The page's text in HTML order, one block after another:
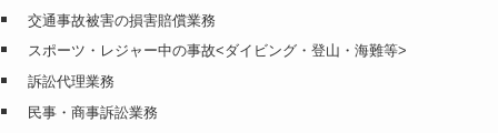
交通事故被害の損害賠償業務
スポーツ・レジャー中の事故<ダイビング・登山・海難等>
訴訟代理業務
民事・商事訴訟業務